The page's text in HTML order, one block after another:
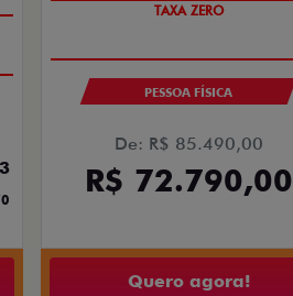
TAXA ZERO
PESSOA FÍSICA
De: R$ 85.490,00
R$ 72.790,00
Quero agora!